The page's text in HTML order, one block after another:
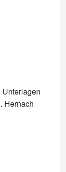
Hernach